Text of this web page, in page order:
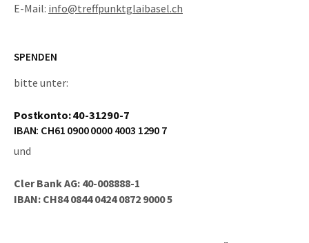
E-Mail: info@treffpunktglaibasel.ch
SPENDEN
bitte unter:
Postkonto: 40-31290-7
IBAN: CH61 0900 0000 4003 1290 7
und
Cler Bank AG: 40-008888-1
IBAN: CH84 0844 0424 0872 9000 5